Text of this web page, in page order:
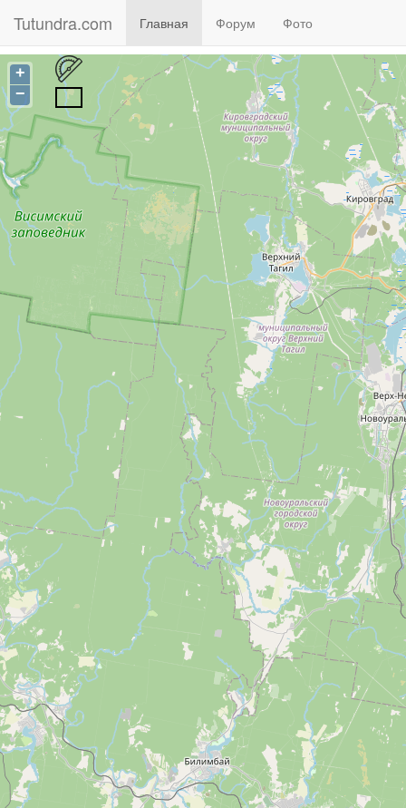
Tutundra.com Главная (current)Форум Фото
+
−